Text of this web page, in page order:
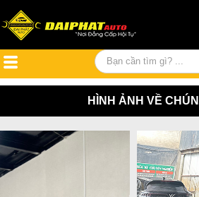
HÌNH ẢNH VỀ